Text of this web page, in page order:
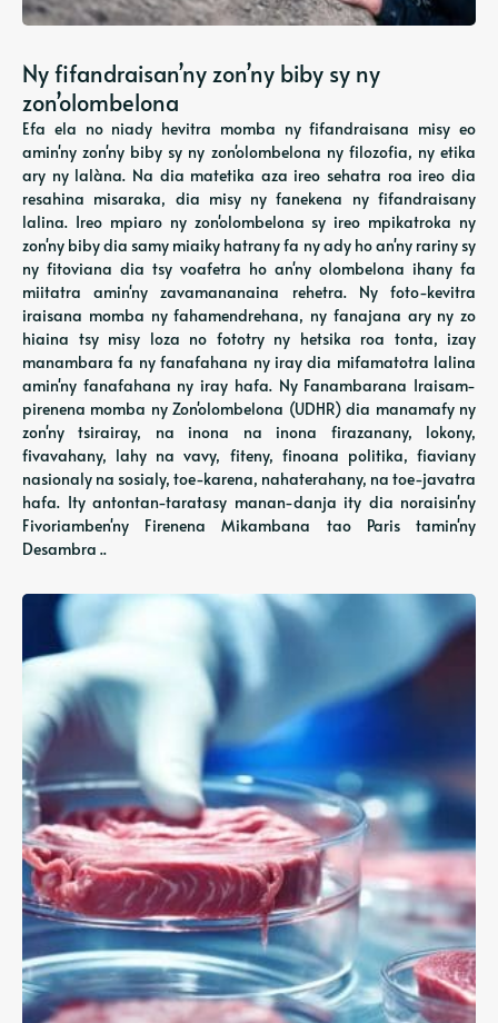
Ny fifandraisan’ny zon’ny biby sy ny
zon’olombelona
Efa ela no niady hevitra momba ny fifandraisana misy eo
amin'ny zon'ny biby sy ny zon'olombelona ny filozofia, ny etika
ary ny lalàna. Na dia matetika aza ireo sehatra roa ireo dia
resahina misaraka, dia misy ny fanekena ny fifandraisany
lalina. Ireo mpiaro ny zon'olombelona sy ireo mpikatroka ny
zon'ny biby dia samy miaiky hatrany fa ny ady ho an'ny rariny sy
ny fitoviana dia tsy voafetra ho an'ny olombelona ihany fa
miitatra amin'ny zavamananaina rehetra. Ny foto-kevitra
iraisana momba ny fahamendrehana, ny fanajana ary ny zo
hiaina tsy misy loza no fototry ny hetsika roa tonta, izay
manambara fa ny fanafahana ny iray dia mifamatotra lalina
amin'ny fanafahana ny iray hafa. Ny Fanambarana Iraisam-
pirenena momba ny Zon'olombelona (UDHR) dia manamafy ny
zon'ny tsirairay, na inona na inona firazanany, lokony,
fivavahany, lahy na vavy, fiteny, finoana politika, fiaviany
nasionaly na sosialy, toe-karena, nahaterahany, na toe-javatra
hafa. Ity antontan-taratasy manan-danja ity dia noraisin'ny
Fivoriamben'ny Firenena Mikambana tao Paris tamin'ny
Desambra ..